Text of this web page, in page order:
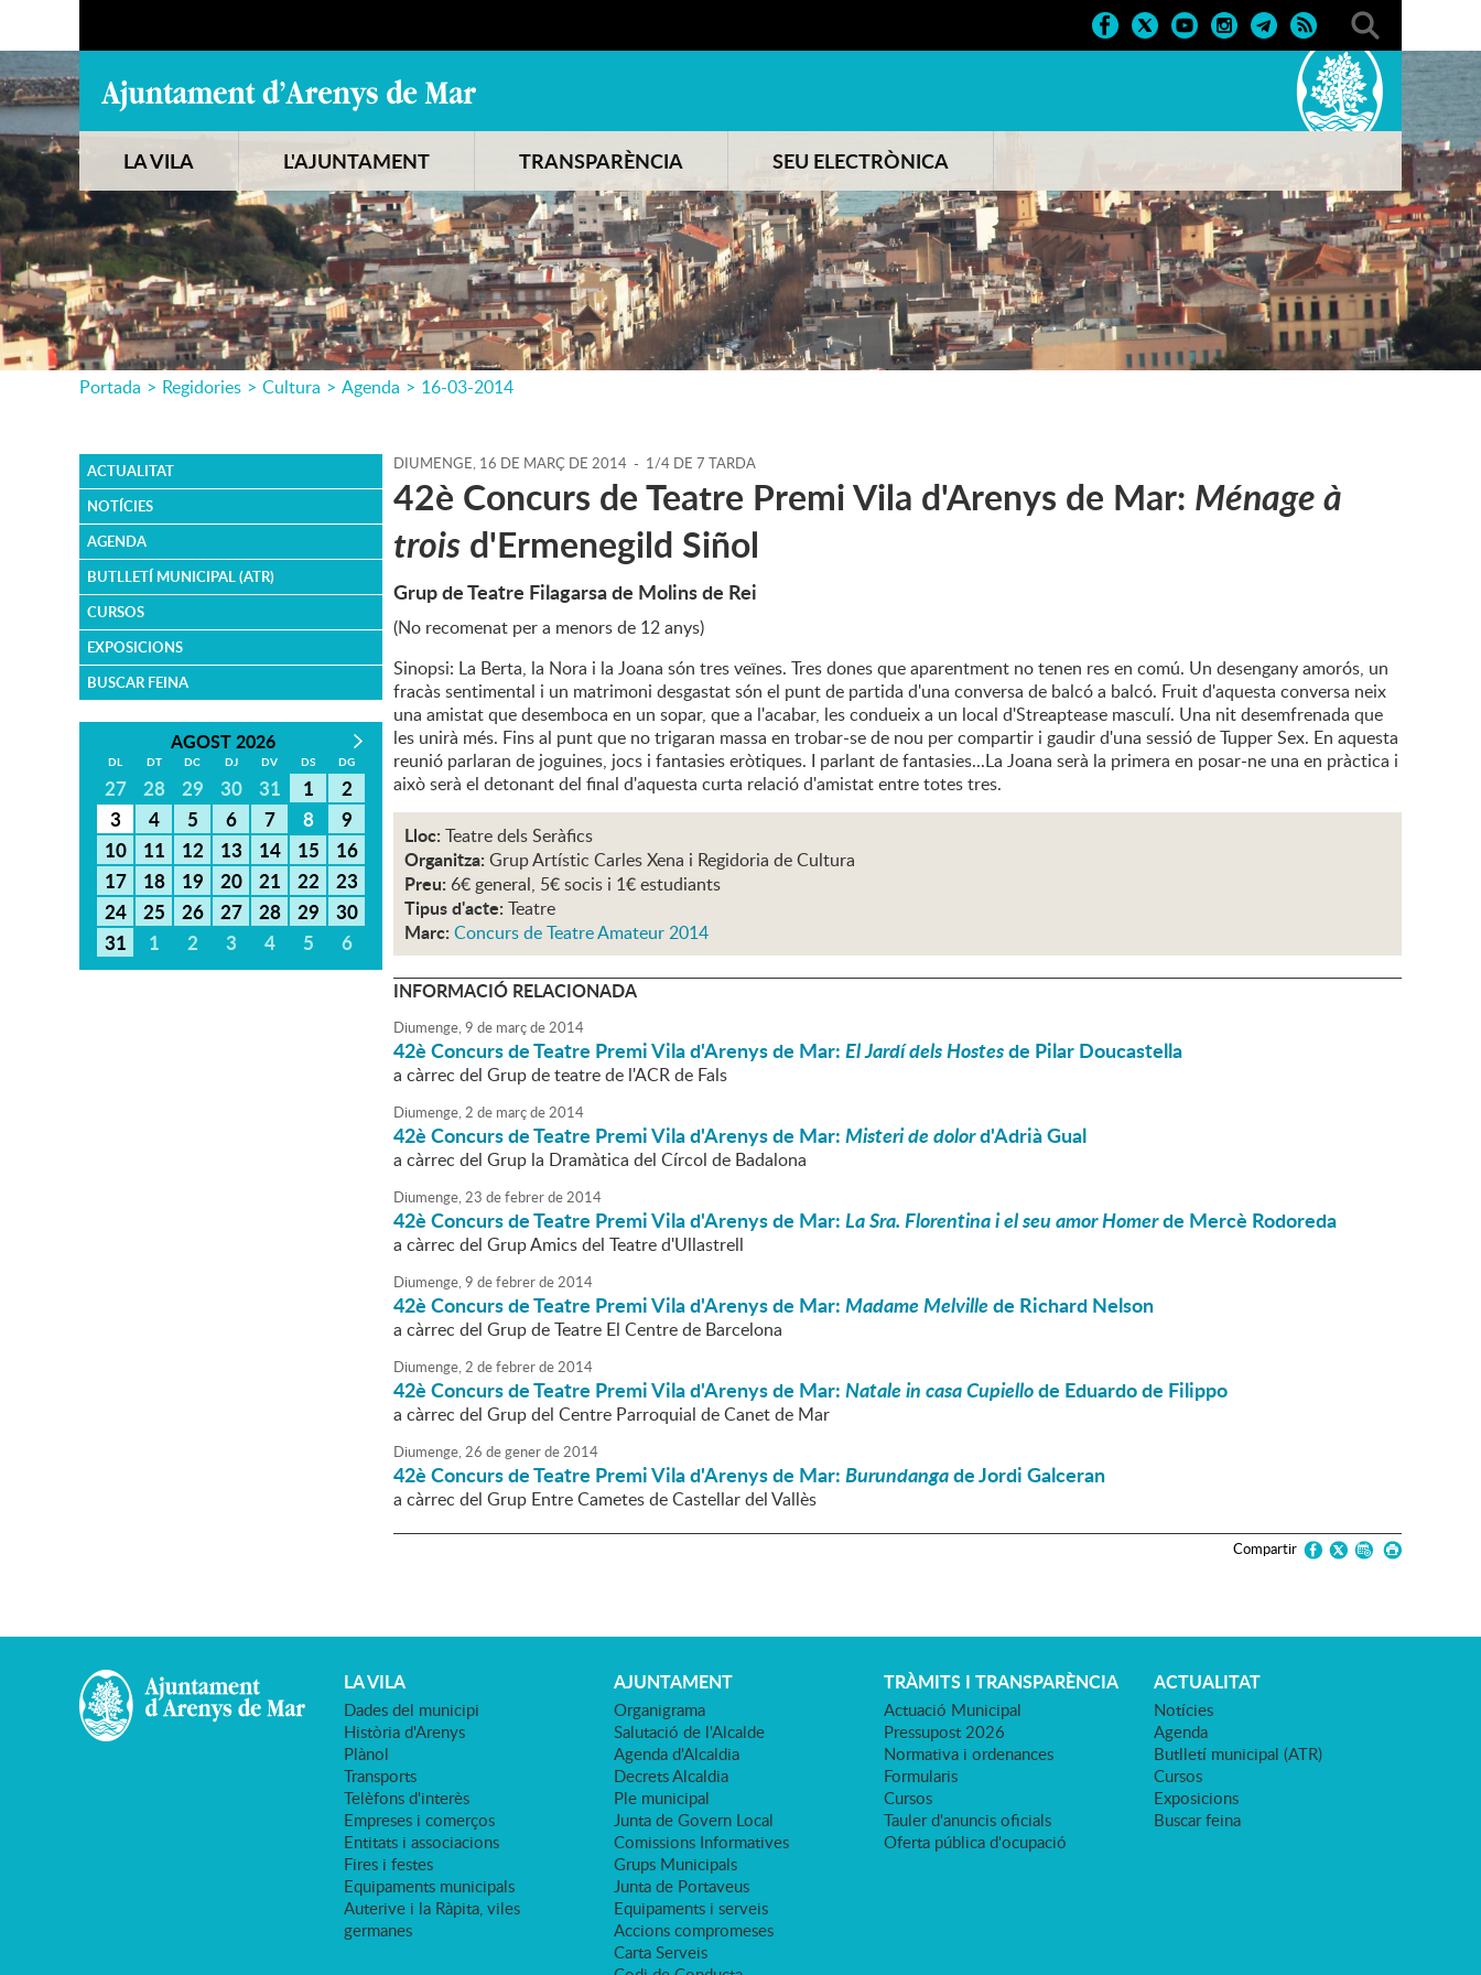
LA VILA L'AJUNTAMENT TRANSPARÈNCIA SEU ELECTRÒNICA
Portada > Regidories > Cultura > Agenda > 16-03-2014
ACTUALITAT
NOTÍCIES
AGENDA
BUTLLETÍ MUNICIPAL (ATR)
CURSOS
EXPOSICIONS
BUSCAR FEINA
AGOST 2026
DL DT DC DJ DV DS DG
27 28 29 30 31 1
2
3
4 5 6 7 8
9
10
11 12 13 14 15
16
17
18 19 20 21 22
23
24
25 26 27 28 29
30
31
1 2 3 4 5 6
DIUMENGE, 16 DE MARÇ DE 2014 - 1/4 DE 7 TARDA
42è Concurs de Teatre Premi Vila d'Arenys de Mar: Ménage à
trois d'Ermenegild Siñol
Grup de Teatre Filagarsa de Molins de Rei
(No recomenat per a menors de 12 anys)
Sinopsi: La Berta, la Nora i la Joana són tres veïnes. Tres dones que aparentment no tenen res en comú. Un desengany amorós, un
fracàs sentimental i un matrimoni desgastat són el punt de partida d'una conversa de balcó a balcó. Fruit d'aquesta conversa neix
una amistat que desemboca en un sopar, que a l'acabar, les condueix a un local d'Streaptease masculí. Una nit desemfrenada que
les unirà més. Fins al punt que no trigaran massa en trobar-se de nou per compartir i gaudir d'una sessió de Tupper Sex. En aquesta
reunió parlaran de joguines, jocs i fantasies eròtiques. I parlant de fantasies...La Joana serà la primera en posar-ne una en pràctica i
això serà el detonant del final d'aquesta curta relació d'amistat entre totes tres.
Lloc: Teatre dels Seràfics
Organitza: Grup Artístic Carles Xena i Regidoria de Cultura
Preu: 6€ general, 5€ socis i 1€ estudiants
Tipus d'acte: Teatre
Marc: Concurs de Teatre Amateur 2014
INFORMACIÓ RELACIONADA
Diumenge,9 de marçde2014
42è Concurs de Teatre Premi Vila d'Arenys de Mar:El Jardí dels Hostesde Pilar Doucastella
a càrrec del Grup de teatre de l'ACR de Fals
Diumenge,2 de marçde2014
42è Concurs de Teatre Premi Vila d'Arenys de Mar:Misteri de dolord'Adrià Gual
a càrrec del Grup la Dramàtica del Círcol de Badalona
Diumenge,23 defebrerde2014
42è Concurs de Teatre Premi Vila d'Arenys de Mar:La Sra. Florentina i el seu amor Homerde Mercè Rodoreda
a càrrec del Grup Amics del Teatre d'Ullastrell
Diumenge,9 defebrerde2014
42è Concurs de Teatre Premi Vila d'Arenys de Mar:Madame Melvillede Richard Nelson
a càrrec del Grup de Teatre El Centre de Barcelona
Diumenge,2 defebrerde2014
42è Concurs de Teatre Premi Vila d'Arenys de Mar:Natale in casa Cupiellode Eduardo de Filippo
a càrrec del Grup del Centre Parroquial de Canet de Mar
Diumenge,26 degenerde2014
42è Concurs de Teatre Premi Vila d'Arenys de Mar:Burundangade Jordi Galceran
a càrrec del Grup Entre Cametes de Castellar del Vallès
Compartir
LA VILA
Dades del municipi
Història d'Arenys
Plànol
Transports
Telèfons d'interès
Empreses i comerços
Entitats i associacions
Fires i festes
Equipaments municipals
Auterive i la Ràpita, viles
germanes
AJUNTAMENT
Organigrama
Salutació de l'Alcalde
Agenda d'Alcaldia
Decrets Alcaldia
Ple municipal
Junta de Govern Local
Comissions Informatives
Grups Municipals
Junta de Portaveus
Equipaments i serveis
Accions compromeses
Carta Serveis
TRÀMITS I TRANSPARÈNCIA
Actuació Municipal
Pressupost 2026
Normativa i ordenances
Formularis
Cursos
Tauler d'anuncis oficials
Oferta pública d'ocupació
ACTUALITAT
Notícies
Agenda
Butlletí municipal (ATR)
Cursos
Exposicions
Buscar feina